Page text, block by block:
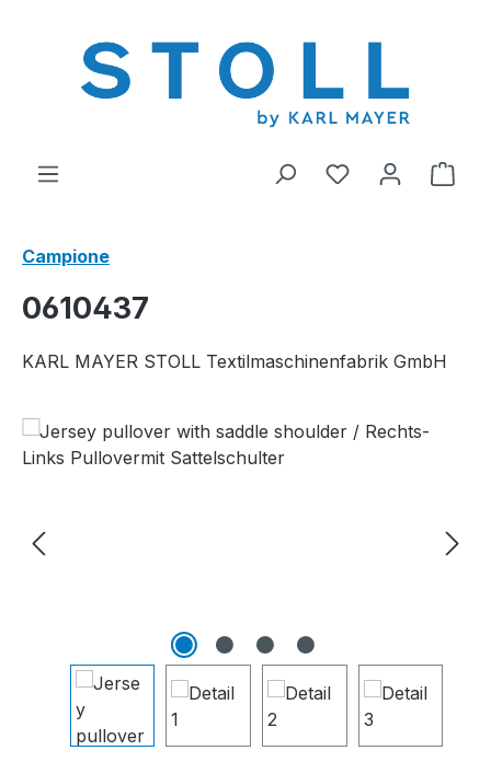
Hai 0 articoliIl
Campione
0610437
KARL MAYER STOLL Textilmaschinenfabrik GmbH
Salta la galleria di immagini